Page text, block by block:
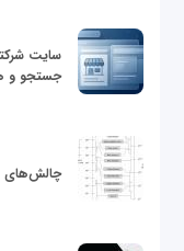
سایت
جستجو و
چالش‌های RAM در Workloadهای محاسباتی HPC